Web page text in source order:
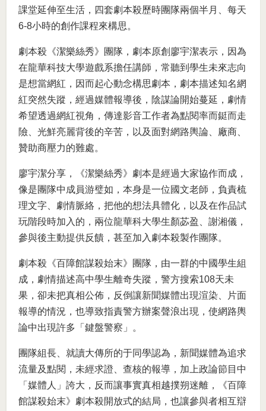
課堂延伸至生活，四套劇本殺歷時團隊兩個半月、每天
6-8小時的創作課程來構思。
劇本殺《潔樂絲秀》團隊，劇本原創廖宇潔表示，因為
在龍華科技大學遊戲系擔任講師，常聽到學生未來志向
是想當網紅，因而起心動念構思劇本，劇本描述知名網
紅突然失蹤，經過媒體報導後，陰謀論開始蔓延，劇情
希望透過網紅視角，傳達影音工作者為點閱率而鋌而走
險、光鮮亮麗背後的辛苦，以及面對網路輿論、廠商、
贊助商壓力的難處。
廖宇潔分享，《潔樂絲秀》劇本是經過大家協作而成，
像是團隊中成員游璧如，本身是一位國文老師，負責梳
理文字、劇情脈絡，把他的想法具體化，以及在作品試
玩階段時加入的，兩位龍華科大學生顏苾盈、謝湘儀，
參與後主動提供反饋，甚至加入劇本殺製作團隊。
劇本殺《百障館謀殺始末》團隊，由一群的中國學生組
成，劇情描述高中學生離奇失蹤，警方搜索108天未
果，卻未把真相公佈，反倒讓新聞媒體出現渲染、片面
報導的情況，也導致指責警方辦案聲浪出現，使網路輿
論中出現許多「鍵盤警察」。
團隊組長、就讀大傳所的于同學認為，新聞媒體為追求
流量及點閱，未經求證、查核的報導，加上政論節目中
「媒體人」誇大，反而讓事實真相越撲朔迷離，《百障
館謀殺始末》劇本殺開放式的結局，也讓參與者相互辯